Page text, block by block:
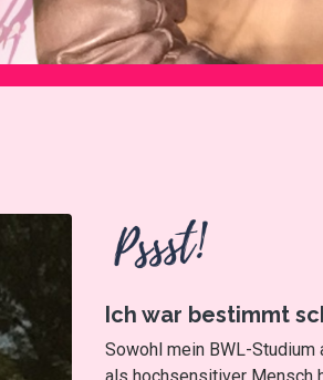
Ich war bestimmt
Sowohl mein BWL-